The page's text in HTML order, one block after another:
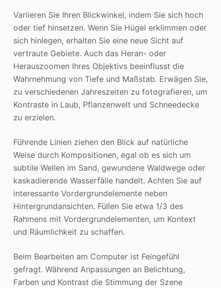
Variieren Sie Ihren Blickwinkel, indem Sie sich hoch
oder tief hinsetzen. Wenn Sie Hügel erklimmen oder
sich hinlegen, erhalten Sie eine neue Sicht auf
vertraute Gebiete. Auch das Heran- oder
Herauszoomen Ihres Objektivs beeinflusst die
Wahrnehmung von Tiefe und Maßstab. Erwägen Sie,
zu verschiedenen Jahreszeiten zu fotografieren, um
Kontraste in Laub, Pflanzenwelt und Schneedecke
zu erzielen.
Führende Linien ziehen den Blick auf natürliche
Weise durch Kompositionen, egal ob es sich um
subtile Wellen im Sand, gewundene Waldwege oder
kaskadierende Wasserfälle handelt. Achten Sie auf
interessante Vordergrundelemente neben
Hintergrundansichten. Füllen Sie etwa 1/3 des
Rahmens mit Vordergrundelementen, um Kontext
und Räumlichkeit zu schaffen.
Beim Bearbeiten am Computer ist Feingefühl
gefragt. Während Anpassungen an Belichtung,
Farben und Kontrast die Stimmung der Szene